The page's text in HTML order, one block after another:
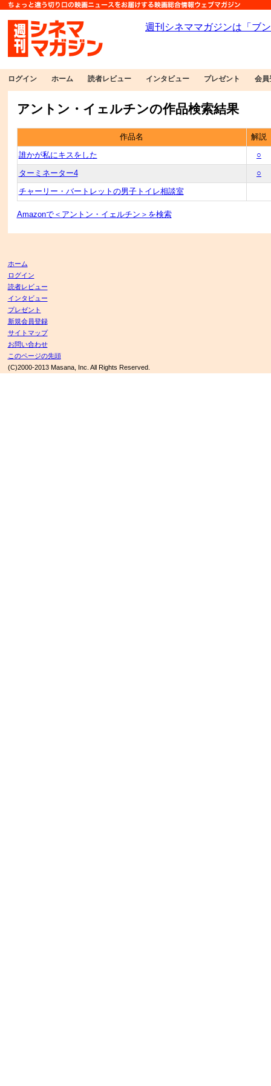
ログイン ホーム 読者レビュー インタビュー プレゼント 会員
アントン・イェルチンの作品検索結果
作品名 解説
誰かが私にキスをした ○
ターミネーター4 ○
チャーリー・バートレットの男子トイレ相談室
Amazonで＜アントン・イェルチン＞を検索
ホーム
ログイン
読者レビュー
インタビュー
プレゼント
新規会員登録
サイトマップ
お問い合わせ
このページの先頭
(C)2000-2013 Masana, Inc. All Rights Reserved.